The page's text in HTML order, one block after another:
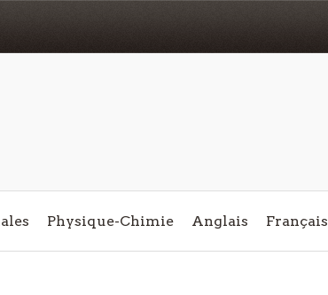
Physique-Chimie Anglais Français